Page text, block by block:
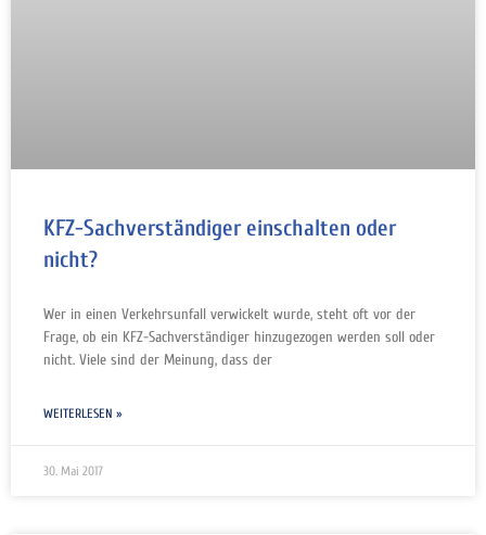
KFZ-Sachverständiger einschalten oder
nicht?
Wer in einen Verkehrsunfall verwickelt wurde, steht oft vor der
Frage, ob ein KFZ-Sachverständiger hinzugezogen werden soll oder
nicht. Viele sind der Meinung, dass der
WEITERLESEN »
30. Mai 2017